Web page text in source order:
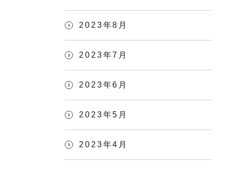
2023年8月
2023年7月
2023年6月
2023年5月
2023年4月